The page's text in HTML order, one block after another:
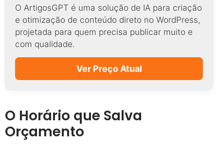
O ArtigosGPT é uma solução de IA para criação
e otimização de conteúdo direto no WordPress,
projetada para quem precisa publicar muito e
com qualidade.
Ver Preço Atual
O Horário que Salva
Orçamento